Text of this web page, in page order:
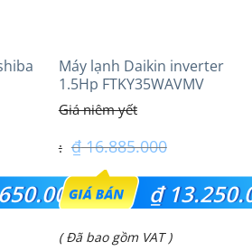
Máy lạnh Daikin inverter
1.5Hp FTKY35WAVMV
₫16.885.000
Giá
gốc
là:
₫
Giá
( Đã bao gồm VAT )